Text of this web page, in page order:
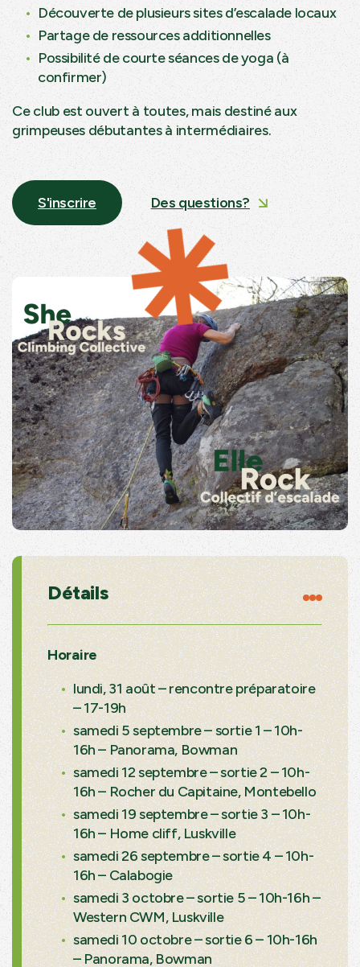
Découverte de plusieurs sites d’escalade locaux
Partage de ressources additionnelles
Possibilité de courte séances de yoga (à
confirmer)
Ce club est ouvert à toutes, mais destiné aux
grimpeuses débutantes à intermédiaires.
S'inscrire Des questions?
Détails
Horaire
lundi, 31 août – rencontre préparatoire
– 17-19h
samedi 5 septembre – sortie 1 – 10h-
16h – Panorama, Bowman
samedi 12 septembre – sortie 2 – 10h-
16h – Rocher du Capitaine, Montebello
samedi 19 septembre – sortie 3 – 10h-
16h – Home cliff, Luskville
samedi 26 septembre – sortie 4 – 10h-
16h – Calabogie
samedi 3 octobre – sortie 5 – 10h-16h –
Western CWM, Luskville
samedi 10 octobre – sortie 6 – 10h-16h
– Panorama, Bowman